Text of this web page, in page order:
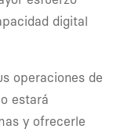
digital
operaciones de
estará
y ofrecerle